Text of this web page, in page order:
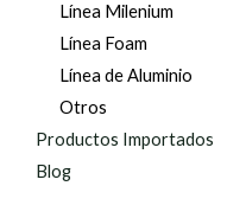
Línea Milenium
Línea Foam
Línea de Aluminio
Otros
Productos Importados
Blog